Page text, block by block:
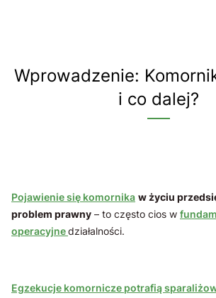
Wprowadzenie: Komornik w firmie –
i co dalej?
Pojawienie się komornika w życiu
problem prawny – to często cios w
operacyjnedziałalności.
Egzekucje komornicze potrafią